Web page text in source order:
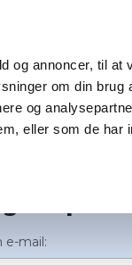
og annoncer, til at
om din
og
eller som de har
e-mail: